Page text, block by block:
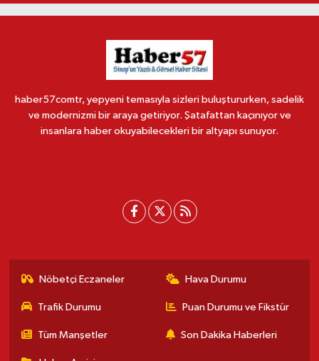
haber57comtr, yepyeni temasıyla sizleri buluştururken, sadelik
ve modernizmi bir araya getiriyor. Şatafattan kaçınıyor ve
insanlara haber okuyabilecekleri bir altyapı sunuyor.
Nöbetçi Eczaneler Hava Durumu
Trafik Durumu Puan Durumu ve Fikstür
Tüm Manşetler Son Dakika Haberleri